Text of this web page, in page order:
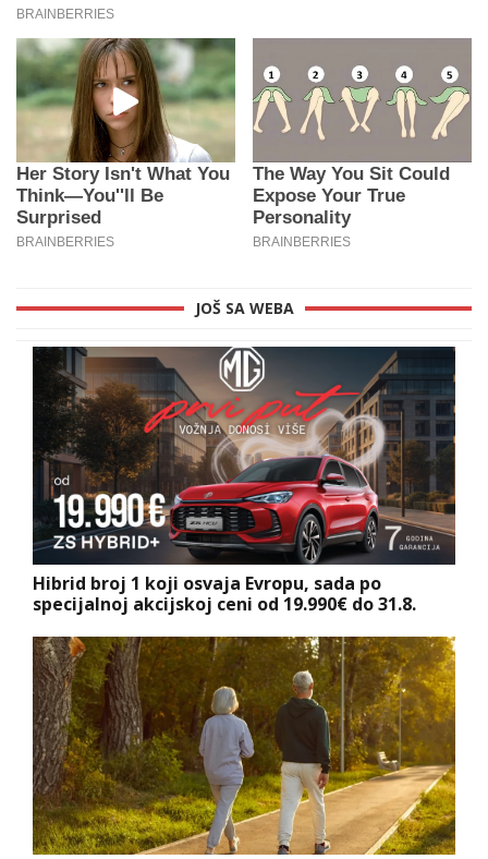
JOŠ SA WEBA
Hibrid broj 1 koji osvaja Evropu, sada po
specijalnoj akcijskoj ceni od 19.990€ do 31.8.